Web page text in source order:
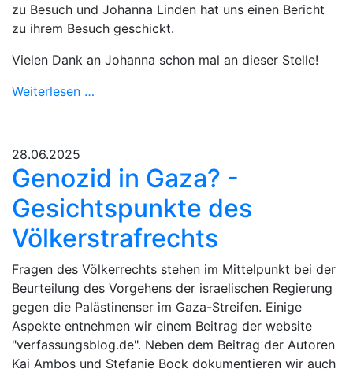
zu Besuch und Johanna Linden hat uns einen Bericht
zu ihrem Besuch geschickt.
Vielen Dank an Johanna schon mal an dieser Stelle!
Weiterlesen …
28.06.2025
Genozid in Gaza? -
Gesichtspunkte des
Völkerstrafrechts
Fragen des Völkerrechts stehen im Mittelpunkt bei der
Beurteilung des Vorgehens der israelischen Regierung
gegen die Palästinenser im Gaza-Streifen. Einige
Aspekte entnehmen wir einem Beitrag der website
"verfassungsblog.de". Neben dem Beitrag der Autoren
Kai Ambos und Stefanie Bock dokumentieren wir auch